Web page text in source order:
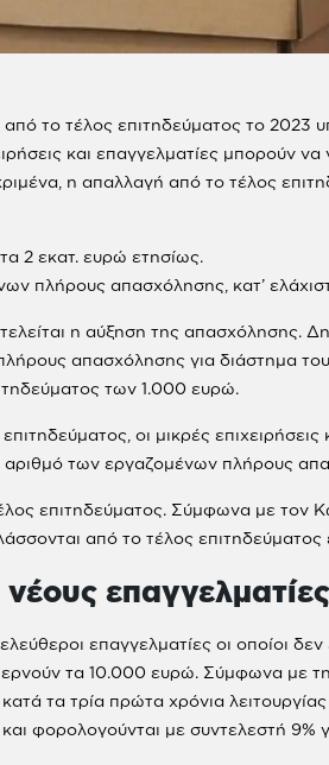
από το τέλος επιτηδεύματος το
και επαγγελματίες
η απαλλαγή από το τέλος
2 εκατ. ευρώ ετησίως.
πλήρους απασχόλησης, κατ’
η αύξηση της απασχόλησης.
απασχόλησης για διάστημα
των 1.000 ευρώ.
οι μικρές
των εργαζομένων πλήρους
επιτηδεύματος. Σύμφωνα με τον
από το τέλος
επαγγελματίες
επαγγελματίες οι οποίοι
τα 10.000 ευρώ. Σύμφωνα με
τα τρία πρώτα χρόνια
φορολογούνται με συντελεστή 9%